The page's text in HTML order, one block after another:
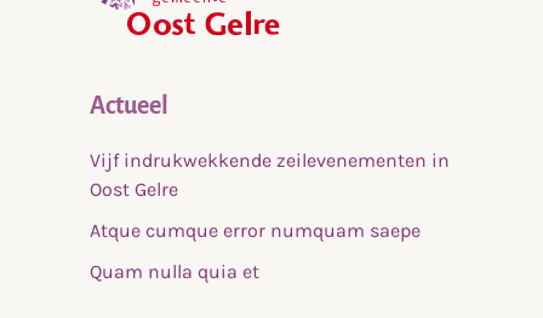
Actueel
Vijf indrukwekkende zeilevenementen in
Oost Gelre
Atque cumque error numquam saepe
Quam nulla quia et